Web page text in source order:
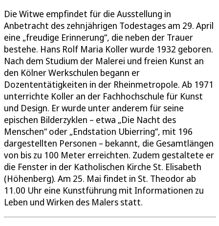
Die Witwe empfindet für die Ausstellung in
Anbetracht des zehnjährigen Todestages am 29. April
eine „freudige Erinnerung“, die neben der Trauer
bestehe. Hans Rolf Maria Koller wurde 1932 geboren.
Nach dem Studium der Malerei und freien Kunst an
den Kölner Werkschulen begann er
Dozententätigkeiten in der Rheinmetropole. Ab 1971
unterrichte Koller an der Fachhochschule für Kunst
und Design. Er wurde unter anderem für seine
epischen Bilderzyklen – etwa „Die Nacht des
Menschen“ oder „Endstation Ubierring“, mit 196
dargestellten Personen – bekannt, die Gesamtlängen
von bis zu 100 Meter erreichten. Zudem gestaltete er
die Fenster in der Katholischen Kirche St. Elisabeth
(Höhenberg). Am 25. Mai findet in St. Theodor ab
11.00 Uhr eine Kunstführung mit Informationen zu
Leben und Wirken des Malers statt.